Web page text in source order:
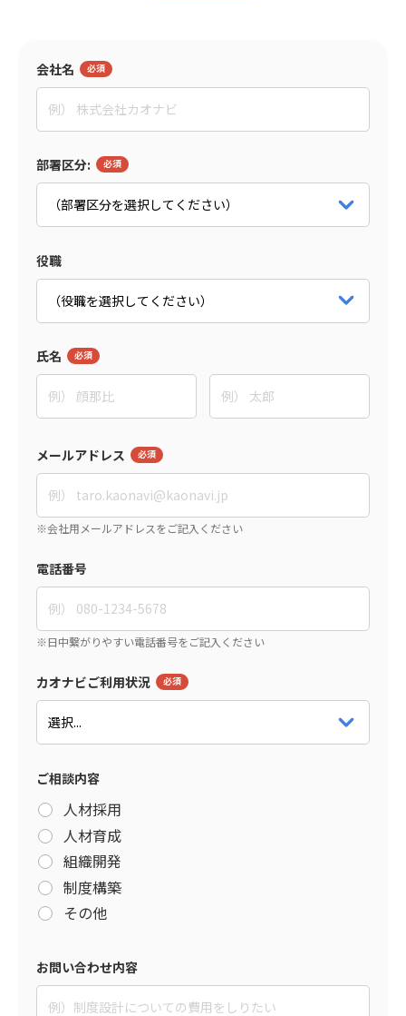
監修者
東野 敦
People Trees合同会社
Co-CEO
パートナー詳細をみる
会社名
部署区分:
役職
氏名
メールアドレス
電話番号
カオナビご利用状況
ご相談内容
人材採用
人材育成
組織開発
制度構築
その他
お問い合わせ内容